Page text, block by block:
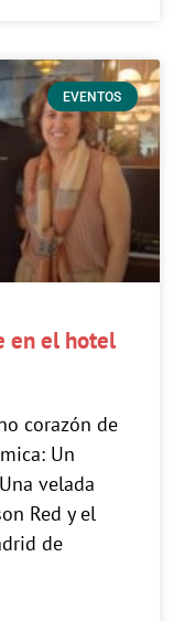
EVENTOS
en el hotel
corazón de
Un
velada
Red y el
de